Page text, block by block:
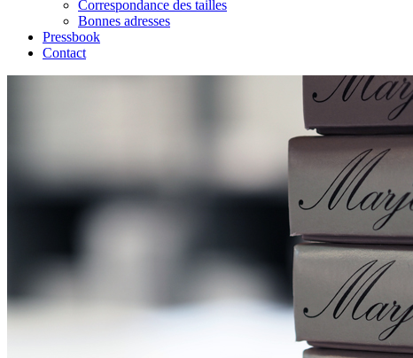
Correspondance des tailles
Bonnes adresses
Pressbook
Contact